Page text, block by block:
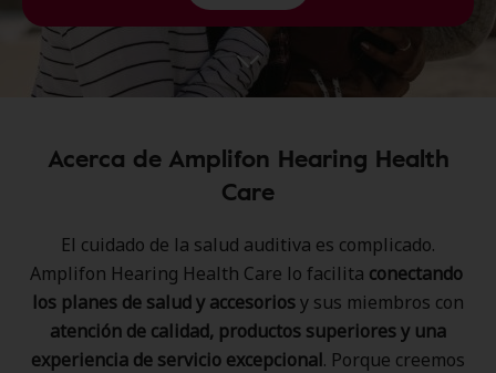
Acerca de Amplifon Hearing Health
Care
El cuidado de la salud auditiva es complicado.​
Amplifon Hearing Health Care ​lo facilita conectando ​
los planes de salud y accesoriosy sus miembros ​con
atención de calidad, productos superiores ​y una
experiencia de servicio excepcional. ​Porque creemos